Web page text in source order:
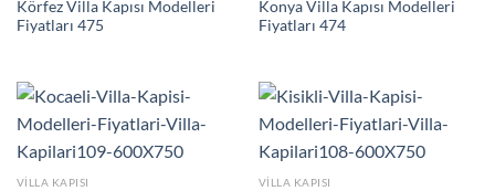
Körfez Villa Kapısı Modelleri
Fiyatları 475
Konya Villa Kapısı Modelleri
Fiyatları 474
VILLA KAPISI VILLA KAPISI